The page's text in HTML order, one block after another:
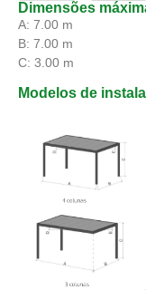
Dimensões
A: 7.00 m
B: 7.00 m
C: 3.00 m
Modelos de